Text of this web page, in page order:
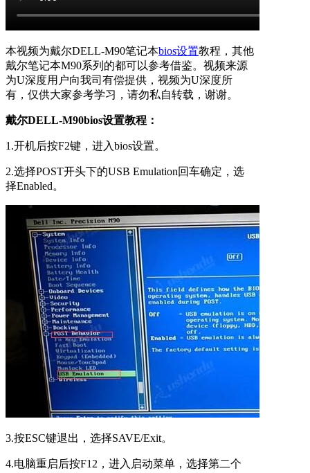
本视频为戴尔DELL-M90笔记本bios设置教程，其他
戴尔笔记本M90系列的都可以参考借鉴。视频来源
为U深度用户向我司有偿提供，视频为U深度所
有，仅供大家参考学习，请勿私自转载，谢谢。
戴尔DELL-M90bios设置教程：
1.开机后按F2键，进入bios设置。
2.选择POST开头下的USB Emulation回车确定，选
择Enabled。
3.按ESC键退出，选择SAVE/Exit。
4.电脑重启后按F12，进入启动菜单，选择第二个